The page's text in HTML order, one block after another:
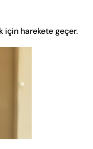
için harekete geçer.